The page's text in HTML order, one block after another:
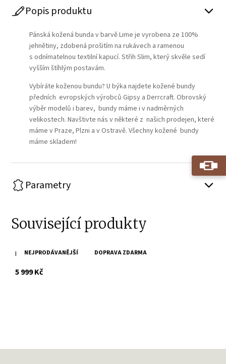
Popis produktu
Pánská kožená bunda v barvě Lime je vyrobena ze 100%
jehnětiny, zdobená prošitím na rukávech a ramenou
s odnímatelnou textilní kapucí. Střih Slim, který skvěle sedí
vyšším štíhlým postavám.
Vybíráte koženou bundu? U býka najdete kožené bundy
předních evropských výrobců Gipsy a Derrcraft. Obrovský
výběr modelů i barev, bundy máme i v nadměrných
velikostech. Navštivte nás v některé z našich prodejen, které
máme v Praze, Plzni a v Ostravě. Všechny kožené bundy
máme skladem!
Parametry
Související produkty
NEJPRODÁVANĚJŠÍ DOPRAVA ZDARMA
Pánská šedá kožená bunda s kapucí 2Mjilas
5 999 Kčs DPH